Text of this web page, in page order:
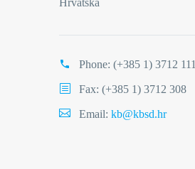
Hrvatska
Phone: (+385 1) 3712 111
Fax: (+385 1) 3712 308
Email: kb@kbsd.hr